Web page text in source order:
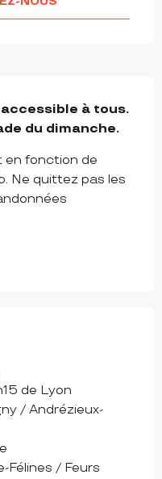
à tous.
du dimanche.
en fonction de
Ne quittez pas les
de Lyon
/ Andrézieux-
Félines / Feurs